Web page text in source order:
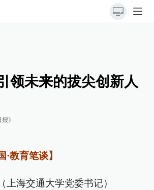
领未来的拔尖创新人
》
·教育笔谈】
上海交通大学党委书记）